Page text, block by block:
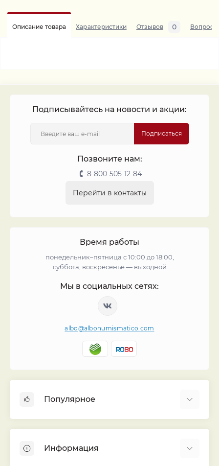
Описание товара Характеристики Отзывов 0 Вопросы
Подписывайтесь на новости и акции:
Подписаться
Позвоните нам:
8-800-505-12-84
Перейти в контакты
Время работы
понедельник–пятница с 10:00 до 18:00,
суббота, воскресенье — выходной
Мы в социальных сетях:
albo@albonumismatico.com
Популярное
Монеты
Информация